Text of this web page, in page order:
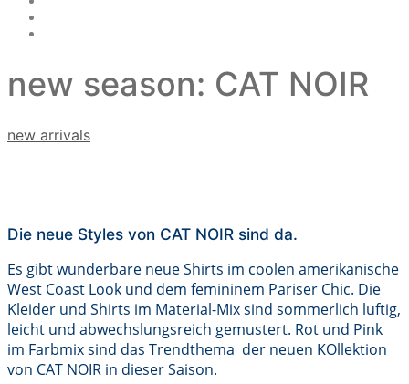
new season: CAT NOIR
new arrivals
Die neue Styles von CAT NOIR sind da.
Es gibt wunderbare neue Shirts im coolen amerikanische
West Coast Look und dem femininem Pariser Chic. Die
Kleider und Shirts im Material-Mix sind sommerlich luftig,
leicht und abwechslungsreich gemustert. Rot und Pink
im Farbmix sind das Trendthema der neuen KOllektion
von CAT NOIR in dieser Saison.